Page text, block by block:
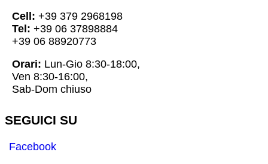
Cell: +39 379 2968198
Tel: +39 06 37898884
+39 06 88920773
Orari: Lun-Gio 8:30-18:00,
Ven 8:30-16:00,
Sab-Dom chiuso
SEGUICI SU
Facebook